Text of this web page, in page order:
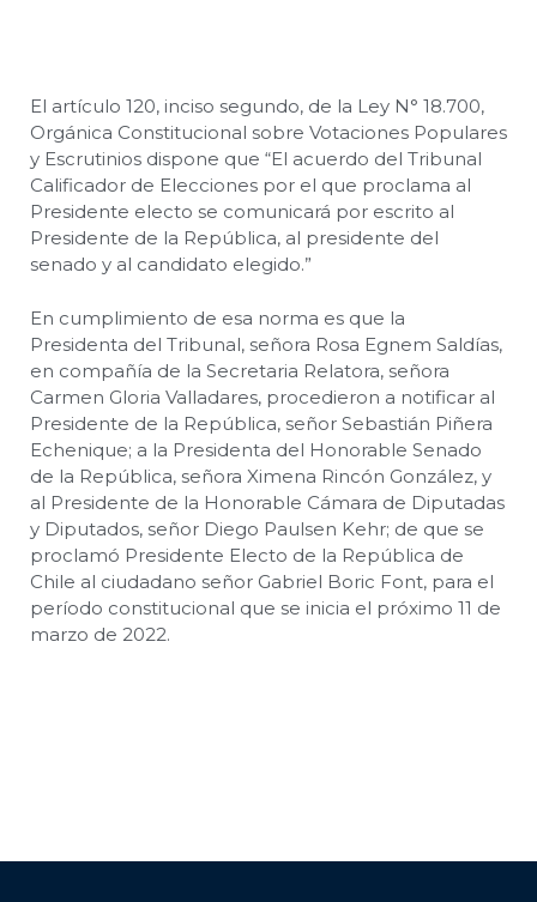
El artículo 120, inciso segundo, de la Ley N° 18.700,
Orgánica Constitucional sobre Votaciones Populares
y Escrutinios dispone que “El acuerdo del Tribunal
Calificador de Elecciones por el que proclama al
Presidente electo se comunicará por escrito al
Presidente de la República, al presidente del
senado y al candidato elegido.”
En cumplimiento de esa norma es que la
Presidenta del Tribunal, señora Rosa Egnem Saldías,
en compañía de la Secretaria Relatora, señora
Carmen Gloria Valladares, procedieron a notificar al
Presidente de la República, señor Sebastián Piñera
Echenique; a la Presidenta del Honorable Senado
de la República, señora Ximena Rincón González, y
al Presidente de la Honorable Cámara de Diputadas
y Diputados, señor Diego Paulsen Kehr; de que se
proclamó Presidente Electo de la República de
Chile al ciudadano señor Gabriel Boric Font, para el
período constitucional que se inicia el próximo 11 de
marzo de 2022.